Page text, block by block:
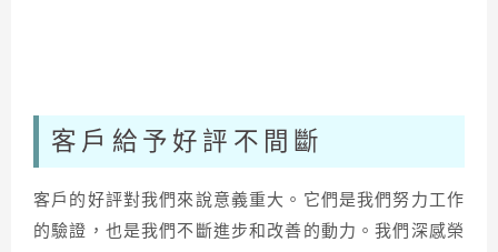
客戶給予好評不間斷
客戶的好評對我們來說意義重大。它們是我們努力工作
的驗證，也是我們不斷進步和改善的動力。我們深感榮